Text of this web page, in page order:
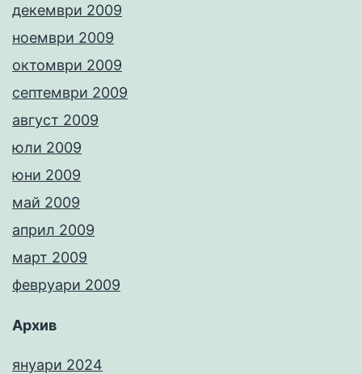
декември 2009
ноември 2009
октомври 2009
септември 2009
август 2009
юли 2009
юни 2009
май 2009
април 2009
март 2009
февруари 2009
Архив
януари 2024